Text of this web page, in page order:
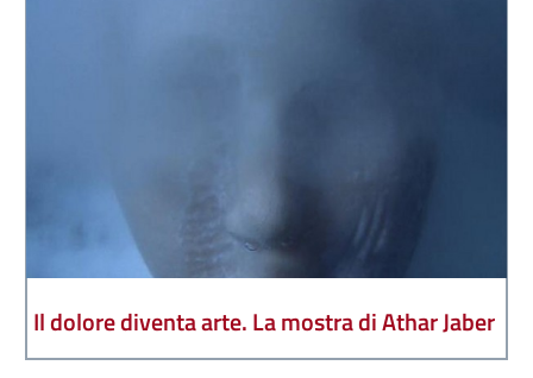
Il dolore diventa arte. La mostra di Athar Jaber